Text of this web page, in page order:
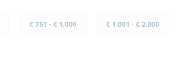
€ 751 - € 1.000 € 1.001 - € 2.000